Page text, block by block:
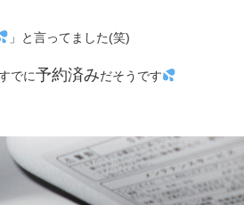
」と言ってました(笑)
でに予約済みだそうです